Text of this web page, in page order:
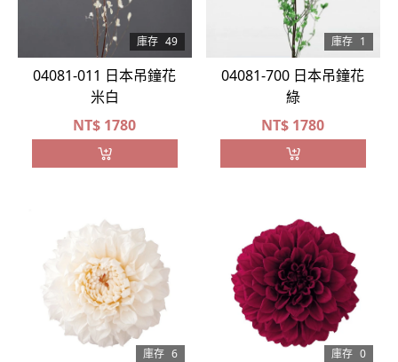
庫存 49
04081-011 日本吊鐘花
米白
NT$ 1780
庫存 1
04081-700 日本吊鐘花
綠
NT$ 1780
庫存 6 庫存 0